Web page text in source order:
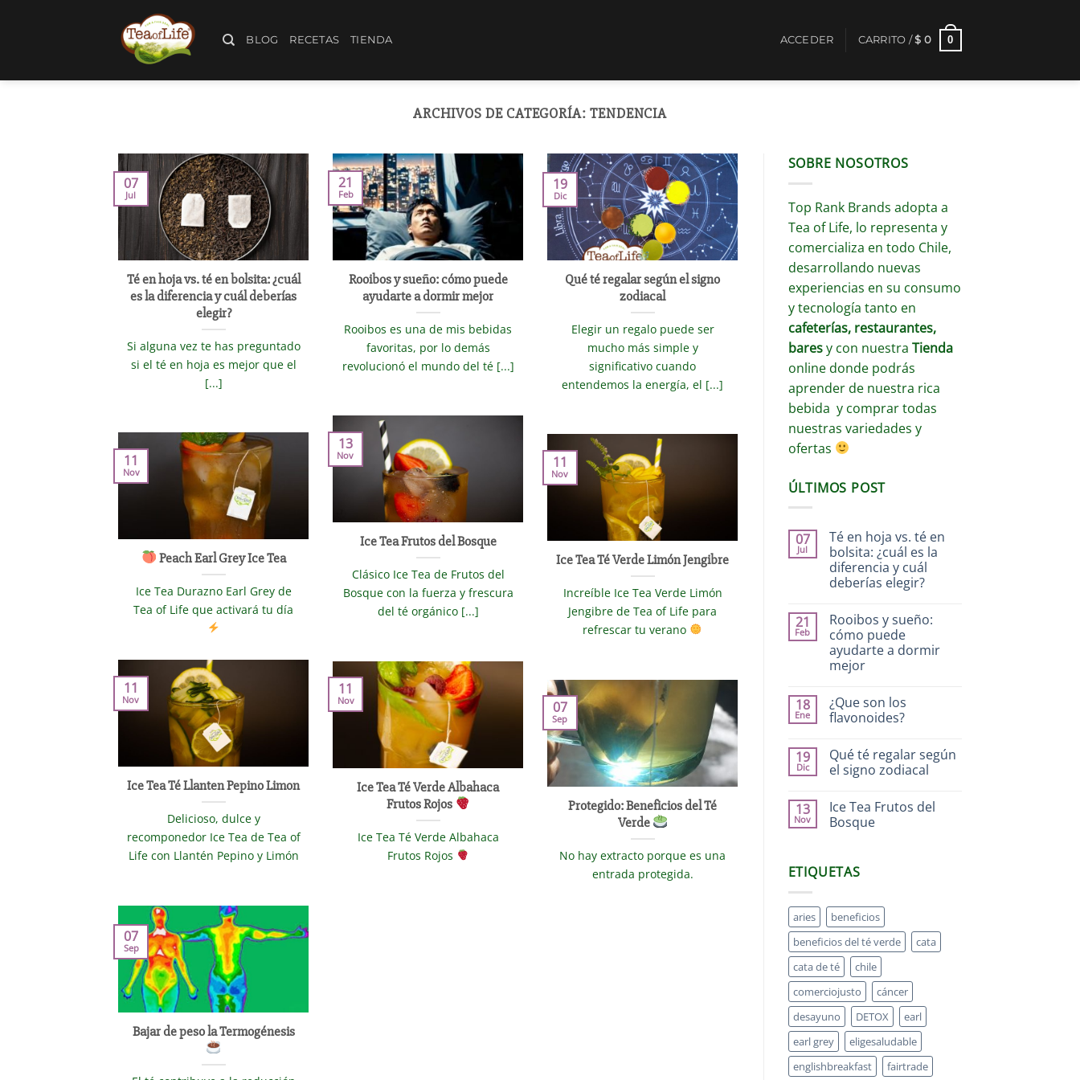
BLOG RECETAS TIENDA ACCEDER CARRITO /$ 0 0
ARCHIVOS DE CATEGORÍA: TENDENCIA
Té en hoja vs. té en bolsita: ¿cuál
es la diferencia y cuál deberías
elegir?
Si alguna vez te has preguntado
si el té en hoja es mejor que el
[...]
07
Jul
Rooibos y sueño: cómo puede
ayudarte a dormir mejor
Rooibos es una de mis bebidas
favoritas, por lo demás
revolucionó el mundo del té [...]
21
Feb
Qué té regalar según el signo
zodiacal
Elegir un regalo puede ser
mucho más simple y
significativo cuando
entendemos la energía, el [...]
19
Dic
Ice Tea Frutos del Bosque
Clásico Ice Tea de Frutos del
Bosque con la fuerza y frescura
del té orgánico [...]
13
Nov
Peach Earl Grey Ice Tea
Ice Tea Durazno Earl Grey de
Tea of Life que activará tu día
11
Nov
Ice Tea Té Verde Limón Jengibre
Increíble Ice Tea Verde Limón
Jengibre de Tea of Life para
refrescar tu verano
11
Nov
Ice Tea Té Llanten Pepino Limon
Delicioso, dulce y
recomponedor Ice Tea de Tea of
Life con Llantén Pepino y Limón
11
Nov
Ice Tea Té Verde Albahaca
Frutos Rojos
Ice Tea Té Verde Albahaca
Frutos Rojos
11
Nov
Protegido: Beneficios del Té
Verde
No hay extracto porque es una
entrada protegida.
07
Sep
Bajar de peso la Termogénesis
07
Sep
SOBRE NOSOTROS
Top Rank Brands adopta a
Tea of Life, lo representa y
comercializa en todo Chile,
desarrollando nuevas
experiencias en su consumo
y tecnología tanto en
cafeterías, restaurantes,
baresy con nuestra Tienda
online donde podrás
aprender de nuestra rica
bebida y comprar todas
nuestras variedades y
ofertas
ÚLTIMOS POST
07
Jul
Té en hoja vs. té en
bolsita: ¿cuál es la
diferencia y cuál
deberías elegir?
21
Feb
Rooibos y sueño:
cómo puede
ayudarte a dormir
mejor
18
Ene
¿Que son los
flavonoides?
19
Dic
Qué té regalar según
el signo zodiacal
13
Nov
Ice Tea Frutos del
Bosque
ETIQUETAS
aries
beneficios
beneficios del té verde
cata
cata de té
chile
comerciojusto
cáncer
desayuno
DETOX
earl
earl grey
eligesaludable
englishbreakfast
fairtrade